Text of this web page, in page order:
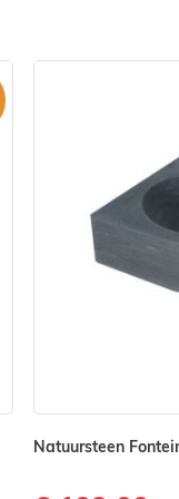
Natuursteen